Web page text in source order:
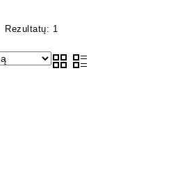
Rezultatų: 1